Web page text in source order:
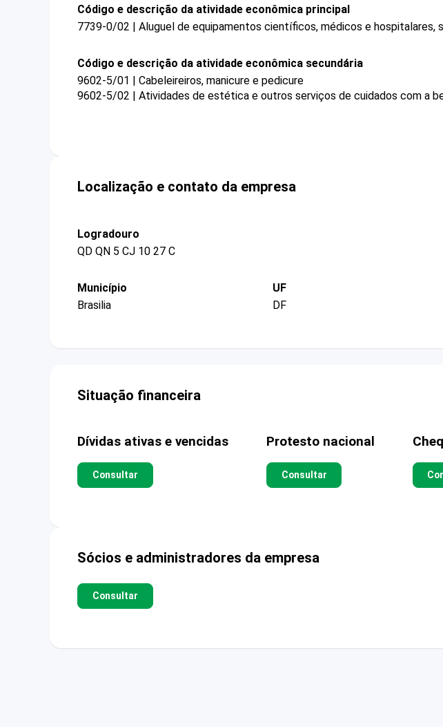
Código e descrição da atividade econômica principal
7739-0/02 | Aluguel de equipamentos científicos, médicos e hospitalares,
Código e descrição da atividade econômica secundária
9602-5/01 | Cabeleireiros, manicure e pedicure
9602-5/02 | Atividades de estética e outros serviços de cuidados com a
Localização e contato da empresa
Logradouro
QD QN 5 CJ 10 27 C
Município
Brasilia
UF
DF
Situação financeira
Dívidas ativas e vencidas
Consultar
Protesto nacional
Consultar
Sócios e administradores da empresa
Consultar